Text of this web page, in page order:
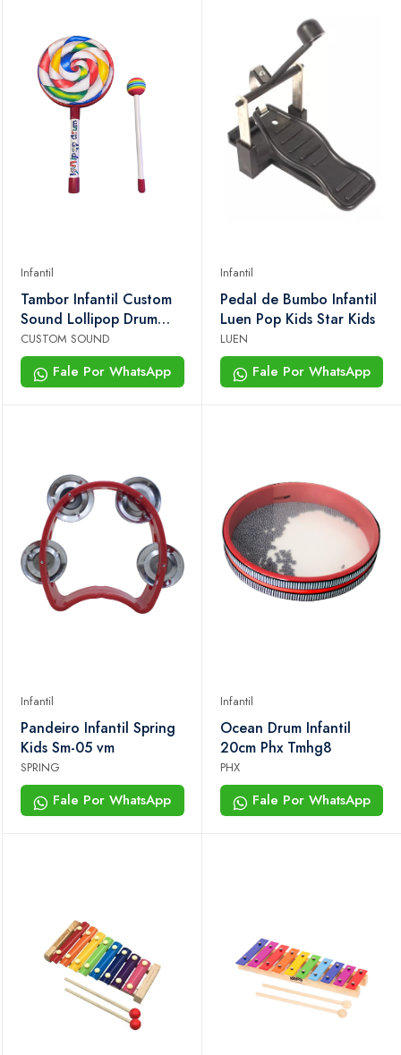
Infantil
Tambor Infantil Custom
Sound Lollipop Drum
Aptlol 15
CUSTOM SOUND
Fale Por WhatsApp
Infantil
Pedal de Bumbo Infantil
Luen Pop Kids Star Kids
LUEN
Fale Por WhatsApp
Infantil
Pandeiro Infantil Spring
Kids Sm-05 vm
SPRING
Fale Por WhatsApp
Infantil
Ocean Drum Infantil
20cm Phx Tmhg8
PHX
Fale Por WhatsApp